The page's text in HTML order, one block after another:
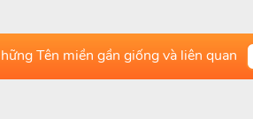
Tên miền gần giống và liên quan